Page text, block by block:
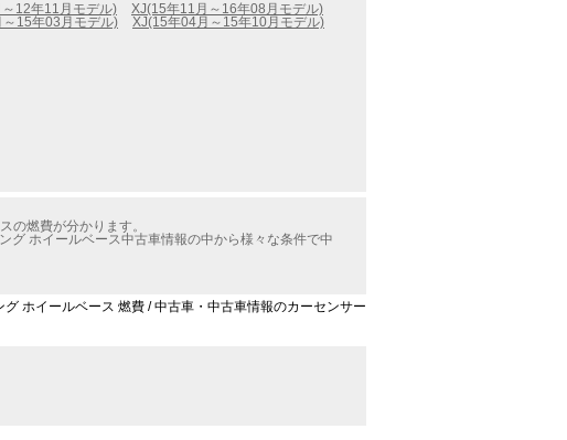
12年11月モデル)
XJ(15年11月～16年08月モデル)
15年03月モデル)
XJ(15年04月～15年10月モデル)
の燃費が分かります。
グ ホイールベース中古車情報の中から様々な条件で中
ホイールベース 燃費 / 中古車・中古車情報のカーセンサー